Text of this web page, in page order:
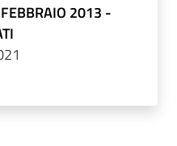
2013 -